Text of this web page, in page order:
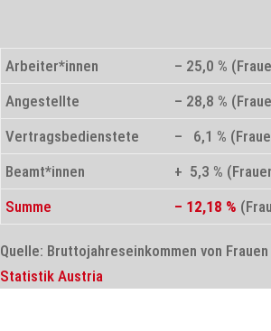
Arbeiter*innen
– 25,0 %
Angestellte
– 28,8 %
Vertragsbedienstete
– 6,1 %
Beamt*innen
+ 5,3 %
Summe
– 12,18 %
Quelle: Bruttojahreseinkommen von
Statistik Austria